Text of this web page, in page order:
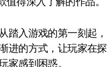
踏入游戏的第一刻起，
进的方式，让玩家在探
感到困惑。